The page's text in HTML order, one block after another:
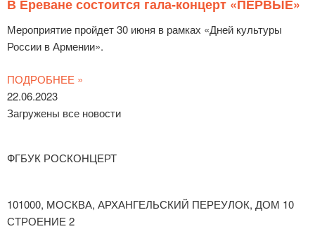
В Ереване состоится гала-концерт «ПЕРВЫЕ»
Мероприятие пройдет 30 июня в рамках «Дней культуры
России в Армении».
ПОДРОБНЕЕ »
22.06.2023
Загружены все новости
ФГБУК РОСКОНЦЕРТ
101000, МОСКВА, АРХАНГЕЛЬСКИЙ ПЕРЕУЛОК, ДОМ 10
СТРОЕНИЕ 2